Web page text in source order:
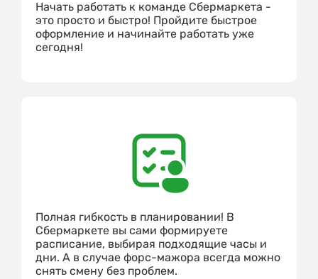
Начать работать к команде Сбермаркета -
это просто и быстро! Пройдите быстрое
оформление и начинайте работать уже
сегодня!
Полная гибкость в планировании! В
Сбермаркете вы сами формируете
расписание, выбирая подходящие часы и
дни. А в случае форс-мажора всегда можно
снять смену без проблем.